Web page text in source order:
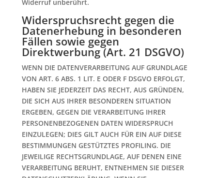
Widerruf unberührt.
Widerspruchsrecht gegen die
Datenerhebung in besonderen
Fällen sowie gegen
Direktwerbung (Art. 21 DSGVO)
WENN DIE DATENVERARBEITUNG AUF GRUNDLAGE
VON ART. 6 ABS. 1 LIT. E ODER F DSGVO ERFOLGT,
HABEN SIE JEDERZEIT DAS RECHT, AUS GRÜNDEN,
DIE SICH AUS IHRER BESONDEREN SITUATION
ERGEBEN, GEGEN DIE VERARBEITUNG IHRER
PERSONENBEZOGENEN DATEN WIDERSPRUCH
EINZULEGEN; DIES GILT AUCH FÜR EIN AUF DIESE
BESTIMMUNGEN GESTÜTZTES PROFILING. DIE
JEWEILIGE RECHTSGRUNDLAGE, AUF DENEN EINE
VERARBEITUNG BERUHT, ENTNEHMEN SIE DIESER